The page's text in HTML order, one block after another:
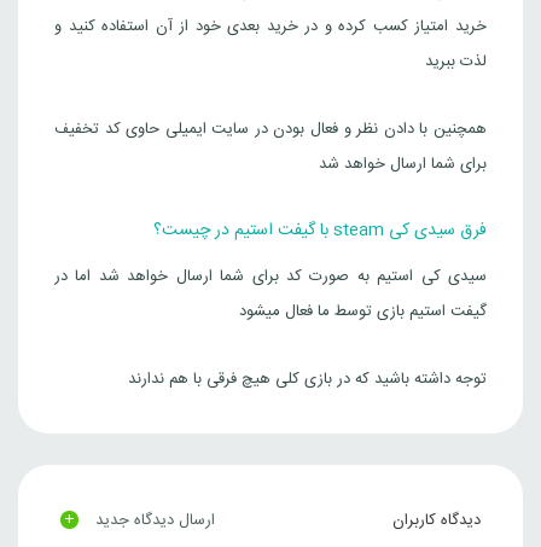
خرید امتیاز کسب کرده و در خرید بعدی خود از آن استفاده کنید و
لذت ببرید
همچنین با دادن نظر و فعال بودن در سایت ایمیلی حاوی کد تخفیف
برای شما ارسال خواهد شد
فرق سیدی کی steam با گیفت استیم در چیست؟
سیدی کی استیم به صورت کد برای شما ارسال خواهد شد اما در
گیفت استیم بازی توسط ما فعال میشود
توجه داشته باشید که در بازی کلی هیچ فرقی با هم ندارند
دیدگاه کاربران ارسال دیدگاه جدید +